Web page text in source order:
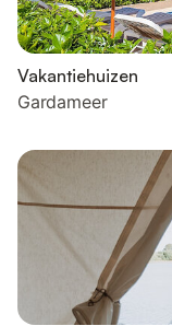
Vakantiehuizen
Gardameer